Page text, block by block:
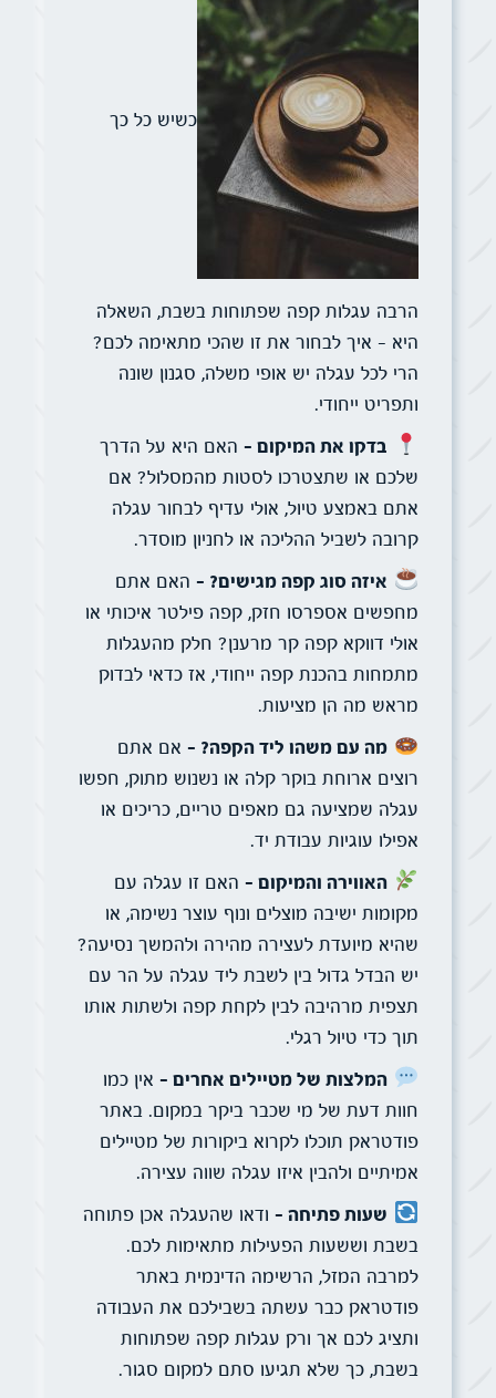
כשיש כל כך
הרבה עגלות קפה שפתוחות בשבת, השאלה
היא – איך לבחור את זו שהכי מתאימה לכם?
הרי לכל עגלה יש אופי משלה, סגנון שונה
ותפריט ייחודי.
בדקו את המיקום –האם היא על הדרך
שלכם או שתצטרכו לסטות מהמסלול? אם
אתם באמצע טיול, אולי עדיף לבחור עגלה
קרובה לשביל ההליכה או לחניון מוסדר.
איזה סוג קפה מגישים? –האם אתם
מחפשים אספרסו חזק, קפה פילטר איכותי או
אולי דווקא קפה קר מרענן? חלק מהעגלות
מתמחות בהכנת קפה ייחודי, אז כדאי לבדוק
מראש מה הן מציעות.
מה עם משהו ליד הקפה? –אם אתם
רוצים ארוחת בוקר קלה או נשנוש מתוק, חפשו
עגלה שמציעה גם מאפים טריים, כריכים או
אפילו עוגיות עבודת יד.
האווירה והמיקום –האם זו עגלה עם
מקומות ישיבה מוצלים ונוף עוצר נשימה, או
שהיא מיועדת לעצירה מהירה ולהמשך נסיעה?
יש הבדל גדול בין לשבת ליד עגלה על הר עם
תצפית מרהיבה לבין לקחת קפה ולשתות אותו
תוך כדי טיול רגלי.
המלצות של מטיילים אחרים –אין כמו
חוות דעת של מי שכבר ביקר במקום. באתר
פודטראק תוכלו לקרוא ביקורות של מטיילים
אמיתיים ולהבין איזו עגלה שווה עצירה.
שעות פתיחה –ודאו שהעגלה אכן פתוחה
בשבת וששעות הפעילות מתאימות לכם.
למרבה המזל, הרשימה הדינמית באתר
פודטראק כבר עשתה בשבילכם את העבודה
ותציג לכם אך ורק עגלות קפה שפתוחות
בשבת, כך שלא תגיעו סתם למקום סגור.